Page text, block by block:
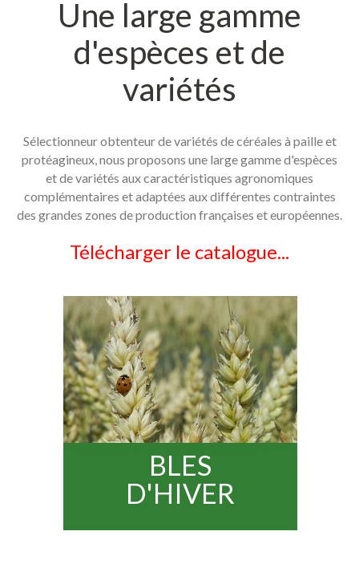
ContactUne large gamme
d'espèces etde
variétés
Sélectionneur obtenteur de variétés de céréales à paille et
protéagineux, nous proposons une large gamme d'espèces
et de variétés aux caractéristiques agronomiques
complémentaires et adaptées aux différentes contraintes
des grandes zones de production françaises et européennes.
Télécharger le catalogue...
BLES
D'HIVER